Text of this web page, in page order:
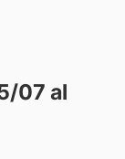
07 al